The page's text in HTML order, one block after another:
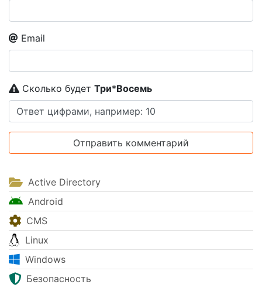
Email
Сколько будет Tpи*Boceмь
Active Directory
Android
CMS
Linux
Windows
Безопасность